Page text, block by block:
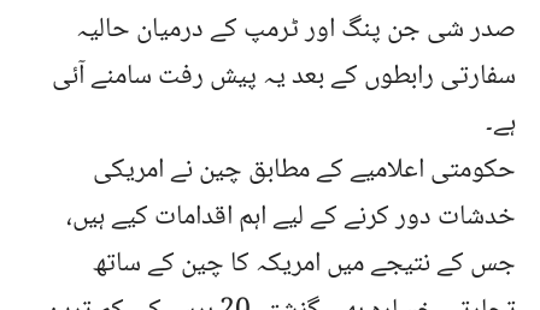
صدر شی جن پنگ اور ٹرمپ کے درمیان حالیہ
سفارتی رابطوں کے بعد یہ پیش رفت سامنے آئی
ہے۔
حکومتی اعلامیے کے مطابق چین نے امریکی
خدشات دور کرنے کے لیے اہم اقدامات کیے ہیں،
جس کے نتیجے میں امریکہ کا چین کے ساتھ